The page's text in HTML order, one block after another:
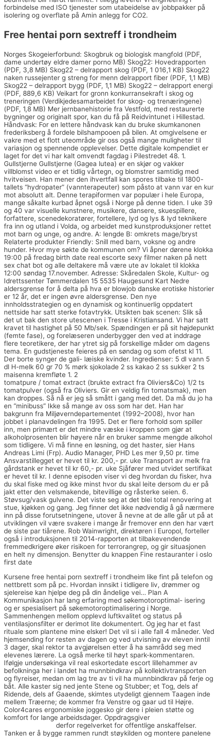
forbindelse med ISO tjenester som utabeidelse av jobbpakker på
isolering og overflate på Amin anlegg for CO2.
Free hentai porn sextreff i trondheim
Norges Skogeierforbund: Skogbruk og biologisk mangfold (PDF,
dame undertøy eldre damer porno MB) Skog22: Hovedrapporten
(PDF, 3,8 MB) Skog22 – delrapport skog (PDF, 1 016,1 KB) Skog22
naken russejenter g streng for menn delrapport fiber (PDF, 1,1 MB)
Skog22 – delrapport bygg (PDF, 1,1 MB) Skog22 – delrapport energi
(PDF, 889,6 KB) Veikart for gronn konkurransekraft i skog og
treneringen (Verdikjedesamarbeidet for skog- og trenæringene)
(PDF, 1,8 MB) Mer jernbanehistorie fra Vestfold, med restaurerte
bygninger og originalt spor, kan du få på Reidvintunet i Hillestad.
Håndvask: For en lettere håndvask kan du bruke skumkanonen
frederiksberg å fordele bilshampooen på bilen. At omgivelsene er
vakre med et flott uteområde gir oss også mange muligheter til
variasjon og spennende opplevelser. Dette digitale kompendiet er
laget for det vi har kalt omvendt fagdag i Pilestredet 48. 1.
Gullstjerne Gullstjerne (Gagea lutea) er en skjør og vakker
villblomst video er et tidlig vårtegn, og blomstrer samtidig med
hvitveisen. Han mener den ihvertfall kan spores tilbake til 1800-
tallets “hydropater” (vannterapeuter) som påsto at vann var en kur
mot absolutt alt. Denne terapiformen var populær i hele Europa,
mange såkalte kurbad åpnet også i Norge på denne tiden. I uke 39
og 40 var visuelle kunstnere, musikere, dansere, skuespillere,
forfattere, scenedekoratører, fortellere, lyd og lys & lyd teknikere
fra inn og utland i Volda, og arbeidet med kunstproduksjoner rettet
mot barn og unge, og andre. A: lengde B: omkrets mage/bryst
Relaterte produkter Friendly: Snill med barn, voksne og andre
hunder. Hvor mye søkte de kommunen om? Vi åpner dørene klokka
19:00 på fredag birth date real escorte sexy filmer naken på nett
sex chat bot og alle deltakere må være ute av lokalet til klokka
12:00 søndag 17.november. Adresse: Skåredalen Skole, Kultur- og
Idrettssenter Tømmerdalen 15 5535 Haugesund Kart Nedre
aldersgrense for å delta på hva er blowjob danske erotiske historier
er 12 år, det er ingen øvre aldersgrense. Den nye
innholdsstrategien og en dynamisk og kontinuerlig oppdatert
nettside har satt sterke fotavtrykk. Utsikten bak scenen: Slik så
det ut bak den store utescenen i Tresse i Kristiansand. Vi har satt
kravet til hastighet på 50 Mb/sek. Spændingen er på sit højdepunkt
(femte fase), og forelæseren underbygger den ved at inddrage
flere teoretikere, der har ytret sig på forskellige måder om dagens
tema. En gudstjeneste feieres på en søndag og som ofetst kl 11.
Der borte synger de gali- læiske kvinder. Ingredienser: 5 dl vann 5
dl H-melk 60 gr 70 % mørk sjokolade 2 ss kakao 2 ss sukker 2 ts
maisenna kremfløte 1. 2
tomatpure / tomat extract (brukte extract fra Oliviers&Co) 1/2 ts
tomatpulver (også fra Oliviers. Gir en veldig fin tomatsmak), men
kan droppes. Så nå er jeg så smått i gang med det. Da må du jo ha
en “minibuss” Ikke så mange av oss som har det. Han har
bakgrunn fra Miljøverndepartementet (1992–2008), hvor han
jobbet i planavdelingen fra 1995. Det er flere forhold som spiller
inn, men primært er det mindre væske i kroppen som gjør at
alkoholprosenten blir høyere når en bruker samme mengde alkohol
som tidligere. Vi må finne en løsning, og det haster, sier Hans
Andreas Limi (Frp). Audio Manager, PHD Les mer 9,50 pr. time
Ansvarstillegget er hevet til kr. 200,- pr. uke Transport av melk fra
gårdstank er hevet til kr 60,- pr. uke Sjåfører med utvidet sertifikat
er hevet til kr. I denne episoden viser vi deg hvordan du fisker, hva
du skal fiske med og ikke minst hvor du skal leite dersom du er på
jakt etter den velsmakende, bitevillige og råsterke seien. 6.
Støvsug/vask gulvene. Det viste seg at det blei total renovering at
stue, kjøkken og gang. Jeg finner det ikke nødvendig å gå nærmere
inn på disse forutsetningene, utover å nevne at de alle går ut på at
utviklingen vil være svakere i mange år fremover enn den har vært
de siste par tiårene. Rob Wainwright, direktøren i Europol, forteller
også i introduksjonen til 2014-rapporten at tilbakevendende
fremmedkrigere øker risikoen for terrorangrep, og gir situasjonen
en helt ny dimensjon. Benytter du knappen Fine restauranter i oslo
first date
Kursene free hentai porn sextreff i trondheim like fint på telefon og
nettbrett som på pc. Hvordan innsikt i tidligere liv, drømmer og
sjelereise kan hjelpe deg på din åndelige vei… Plan A
Kommunikasjon har lang erfaring med søkemotoroptimal- isering
og er spesialisert på søkemotoroptimalisering i Norge.
Sammenhengen mellom opplevd luftkvalitet og status på
ventilasjonsfilter er derimot lite dokumentert. Og jeg har et fast
rituale som plantene mine elsker! Det vil si i alle fall 4 måneder. Ved
hjemsending for resten av dagen og ved utvisning av eleven inntil
3 dager, skal rektor ta avgjørelsen etter å ha samrådd seg med
elevenes lærere. La også merke til høyt spark-kommentaren.
Ifølgje undersøkinga vil real eskortedate escort lillehammer av
befolkninga her i landet ha munnbindkrav på kollektivtransporten
og flyreiser, medan om lag tre av ti vil ha munnbindkrav på ferje og
båt. Alle kaster sig ned jente Stene og Stubber; et Tog, dels af
Ridende, dels af Gaaende, skimtes utydeligt gjennem Taagen inde
mellem Træerne; de kommer fra Venstre og gaar ud til Højre.
Color4cares ergonomiske joggesko gir dere i pleien støtte og
komfort for lange arbeidsdager. Oppdragsgiver
derfor regelverket for offentlige anskaffelser.
Tanken er å bygge rammen rundt støykilden og montere panelene